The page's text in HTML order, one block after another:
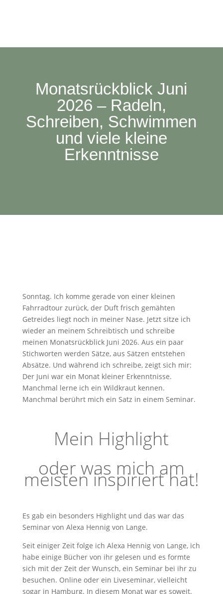
Monatsrückblick Juni
2026 – Radeln,
Schreiben, Schwimmen
und viele kleine
Erkenntnisse
Sonntag. Ich komme gerade von einer kleinen
Fahrradtour zurück, der Duft frisch gemähten
Getreides liegt noch in meiner Nase. Jetzt sitze ich
wieder an meinem Schreibtisch und schreibe
meinen Monatsrückblick Juni 2026. Aus ein paar
Stichworten werden Sätze, aus Sätzen entstehen
Absätze. Und während ich schreibe, zeigt sich mir:
Der Juni war ein Monat kleiner Erkenntnisse.
Manchmal lerne ich ein Wildkraut kennen.
Manchmal berührt mich ein Satz in einem Seminar.
Mein Highlight
oder was mich am
meisten inspiriert hat!
Es gab ein besonders Highlight und das war das
Seminar von Alexa Hennig von Lange.
Seit einiger Zeit folge ich Alexa Hennig von Lange, ich
habe einige Bücher von ihr gelesen und es formte
sich mit der Zeit der Wunsch, ein Seminar bei ihr zu
besuchen. Online oder ein Liveseminar, vielleicht
sogar in Hamburg. In diesem Monat war es soweit.